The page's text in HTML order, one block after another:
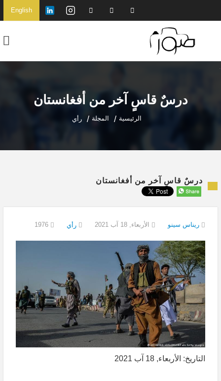
English
درسٌ قاسٍ آخر من أفغانستان
الرئيسية المجلة رأي
درسٌ قاسٍ آخر من أفغانستان
ريناس سينو الأربعاء, 18 آب 2021 رأي
التاريخ: الأربعاء, 18 آب 2021